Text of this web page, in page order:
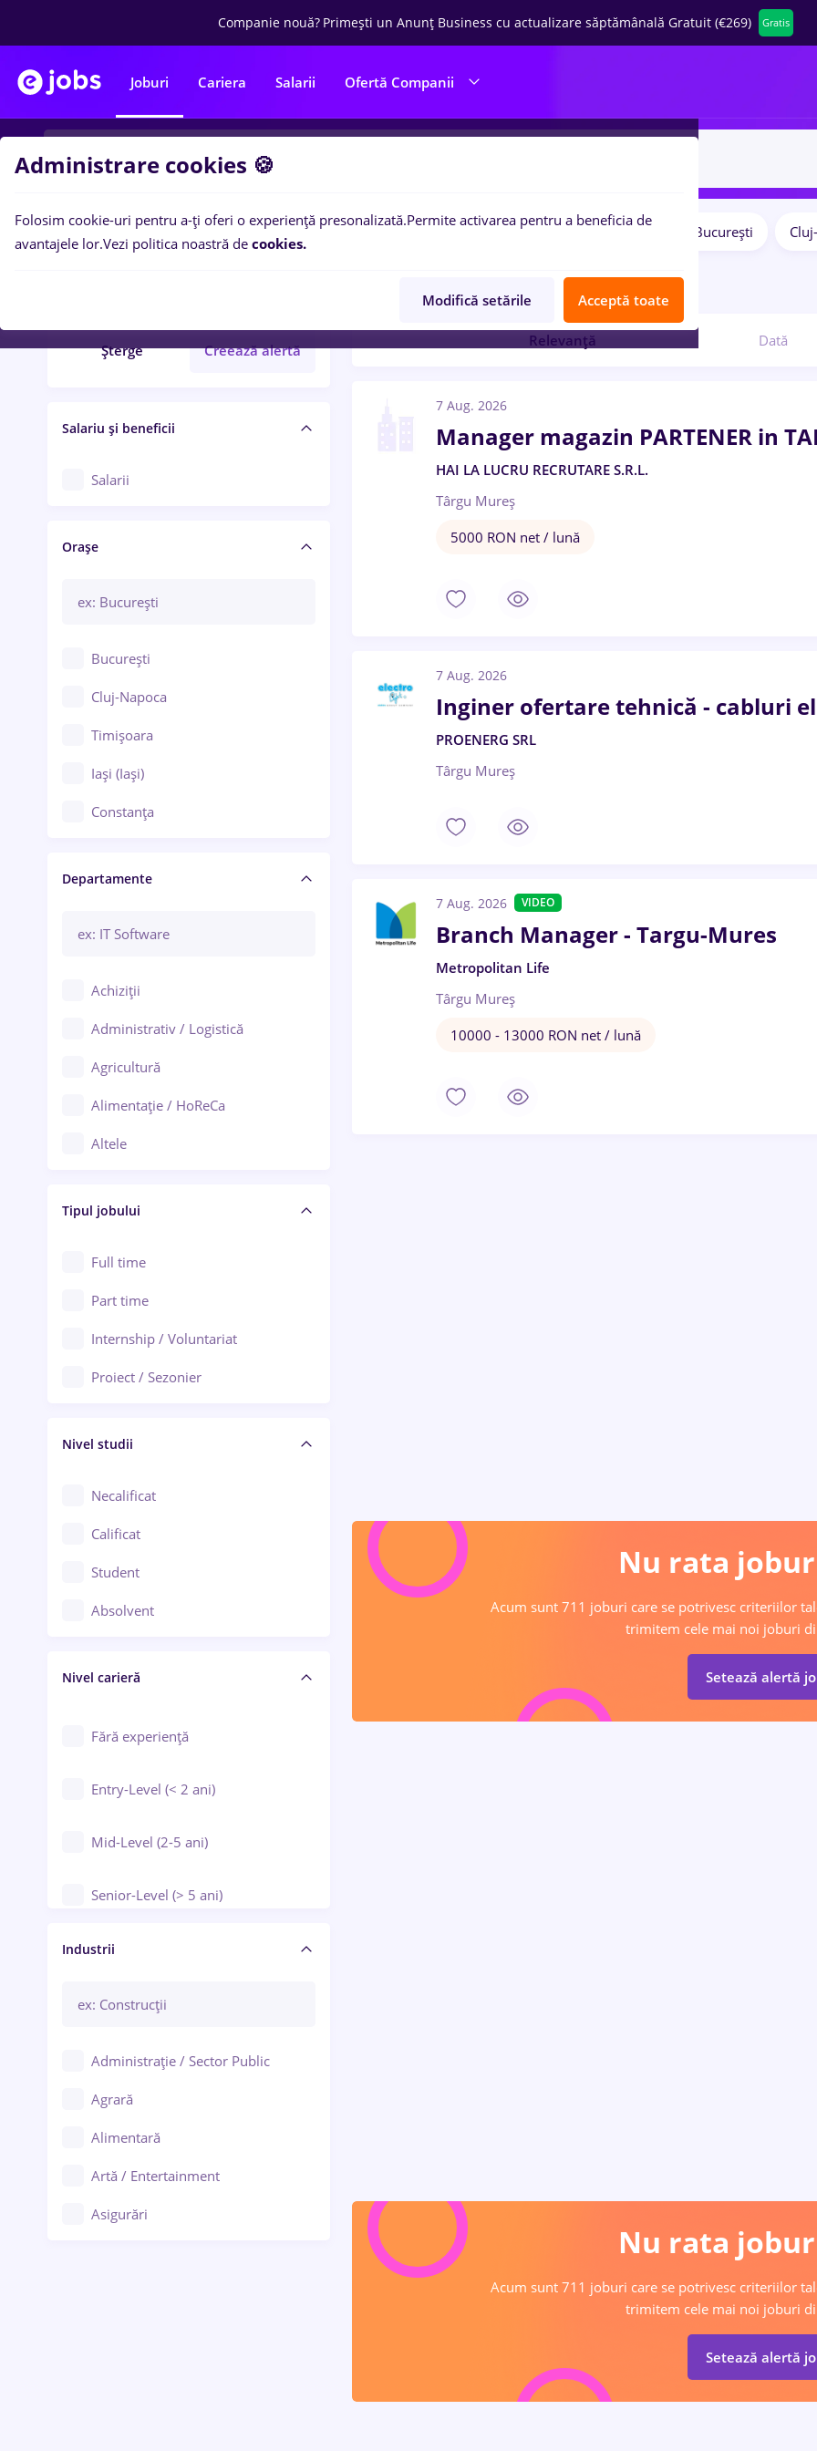
Companie nouă? Primești un Anunț Business cu actualizare săptămânală Gratuit (€269) Gratis
Joburi Cariera Salarii Ofertă Companii
Filtre
Șterge Creează alertă
Salariu și beneficii
Salarii
Orașe
București
Cluj-Napoca
Timișoara
Iași (Iași)
Constanța
Brașov
Bacău
Galați (Galați)
Ploiești
Arad
Baia Mare
Bârlad
Bistrița (Bistrița-Năsăud)
Departamente
Achiziții
Administrativ / Logistică
Agricultură
Alimentație / HoReCa
Altele
Asigurări
Au pair / Babysitter / Curățenie
Audit / Consultanță
Auto / Echipamente
Automatizări
Cercetare - dezvoltare
Chimie / Biochimie
Confecții / Design vestimentar
Construcții / Instalații
Controlul calității
Educație / Training / Arte
Tipul jobului
Full time
Part time
Internship / Voluntariat
Proiect / Sezonier
Nivel studii
Necalificat
Calificat
Student
Absolvent
Nivel carieră
Fără experiență
Entry-Level (< 2 ani)
Mid-Level (2-5 ani)
Senior-Level (> 5 ani)
Manager / Executiv
Industrii
Administrație / Sector Public
Agrară
Alimentară
Artă / Entertainment
Asigurări
București
tg mures
Relevanță Dată
7 Aug. 2026
Manager magazin PARTENER in
HAI LA LUCRU RECRUTARE S.R.L.
Târgu Mureș
5000 RON net / lună
7 Aug. 2026
Inginer ofertare tehnică - cabluri
PROENERG SRL
Târgu Mureș
7 Aug. 2026 VIDEO
Branch Manager - Targu-Mures
Metropolitan Life
Târgu Mureș
10000 - 13000 RON net / lună
Nu rata
Acum sunt 711 joburi care se potrivesc criteriilor
trimitem cele mai noi joburi
Setează alertă
Nu rata
Acum sunt 711 joburi care se potrivesc criteriilor
trimitem cele mai noi joburi
Setează alertă
Administrare cookies 🍪
Folosim cookie-uri pentru a-ți oferi o experiență presonalizată.Permite activarea pentru a beneficia de
avantajele lor.Vezi politica noastră de cookies.
Modifică setările Acceptă toate